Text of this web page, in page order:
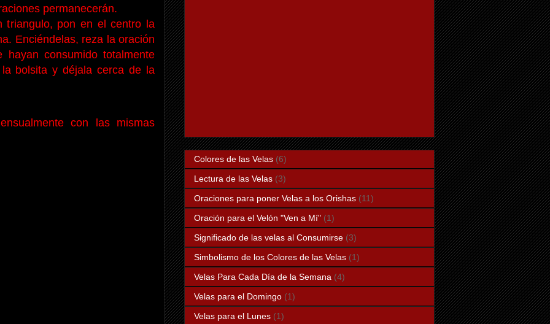
permanecerán.
triangulo, pon en el centro la
Enciéndelas, reza la oración
consumido totalmente
bolsita y déjala cerca de la
con las mismas
Colores de las Velas (6)
Lectura de las Velas (3)
Oraciones para poner Velas a los Orishas (11)
Oración para el Velón "Ven a Mí" (1)
Significado de las velas al Consumirse (3)
Simbolismo de los Colores de las Velas (1)
Velas Para Cada Día de la Semana (4)
Velas para el Domingo (1)
Velas para el Lunes (1)